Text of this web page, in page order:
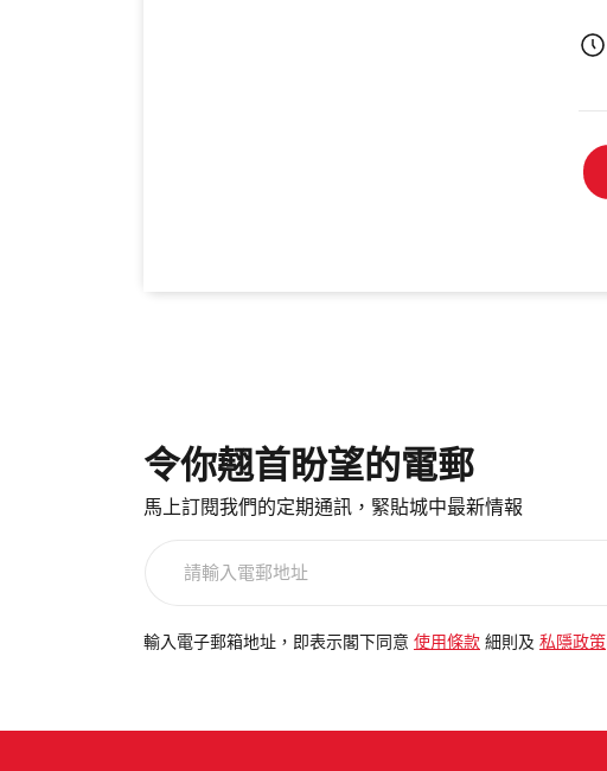
令你翹首盼望的電郵
馬上訂閱我們的定期通訊，緊貼城中最新情報
電
輸入電子郵箱地址，即表示閣下同意 使用條款 細則及 私隱政策